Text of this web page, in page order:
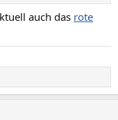
auch das rote